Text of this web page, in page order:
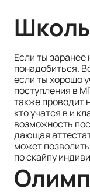
Если ты заранее
понадобиться.
если ты хорошо
поступления в
также проводит
кто учатся в и
возможность
дающая
может
по скайпу